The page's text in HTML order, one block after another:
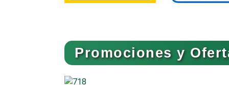
Artículos Publicitarios
Promociones y